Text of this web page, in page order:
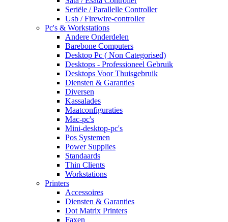
Seriële / Parallelle Controller
Usb / Firewire-controller
Pc's & Workstations
Andere Onderdelen
Barebone Computers
Desktop Pc ( Non Categorised)
Desktops - Professioneel Gebruik
Desktops Voor Thuisgebruik
Diensten & Garanties
Diversen
Kassalades
Maatconfiguraties
Mac-pc's
Mini-desktop-pc's
Pos Systemen
Power Supplies
Standaards
Thin Clients
Workstations
Printers
Accessoires
Diensten & Garanties
Dot Matrix Printers
Faxen